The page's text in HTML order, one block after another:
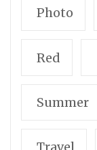
Photo
Red
Summer